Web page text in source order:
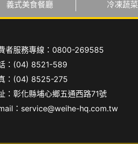
義式美食餐廳 冷凍蔬菜
者服務專線： 0800-269585
： (04) 8521-589
：(04) 8525-275
：彰化縣埔心鄉五通西路71號
： service@weihe-hq.com.tw